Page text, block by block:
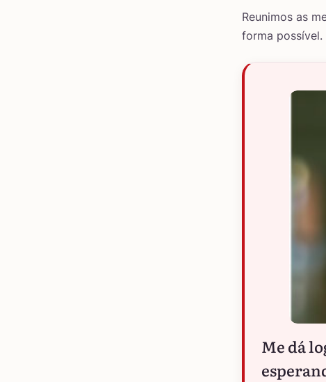
Reunimos as
forma possível.
Me dá